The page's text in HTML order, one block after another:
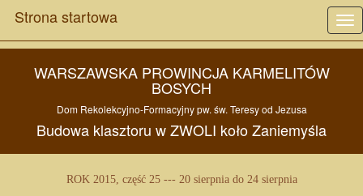
Strona startowa
WARSZAWSKA PROWINCJA KARMELITÓW
BOSYCH
Dom Rekolekcyjno-Formacyjny pw. św. Teresy od Jezusa
Budowa klasztoru wZWOLI kołoZaniemyśla
ROK 2015, część 25 --- 20 sierpnia do 24 sierpnia